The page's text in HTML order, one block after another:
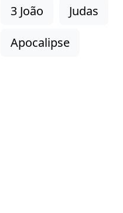
3 João
Judas
Apocalipse